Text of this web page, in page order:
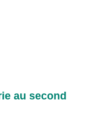
au second